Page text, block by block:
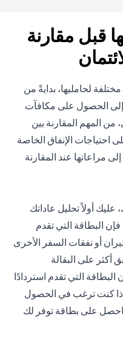
قبل مقارنة
لحامليها، بدايةً من
الحصول على مكافآت
من المهم المقارنة بين
احتياجات الإنفاق الخاصة
مراعاتها عند المقارنة
عليك أولاً تحليل عاداتك
البطاقة التي تقدم
أو نفقات السفر الأخرى
أكثر على البقالة
التي تقدم استردادًا
كنت ترغب في الحصول
على بطاقة توفر لك